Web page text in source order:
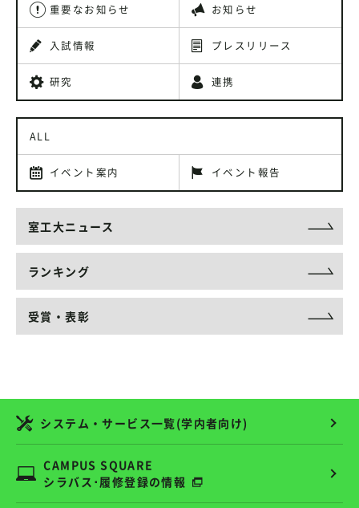
重要なお知らせ お知らせ
入試情報 プレスリリース
研究 連携
ALL
イベント案内 イベント報告
室工大ニュース
ランキング
受賞・表彰
システム・サービス一覧(学内者向け)
CAMPUS SQUARE
シラバス･履修登録の情報